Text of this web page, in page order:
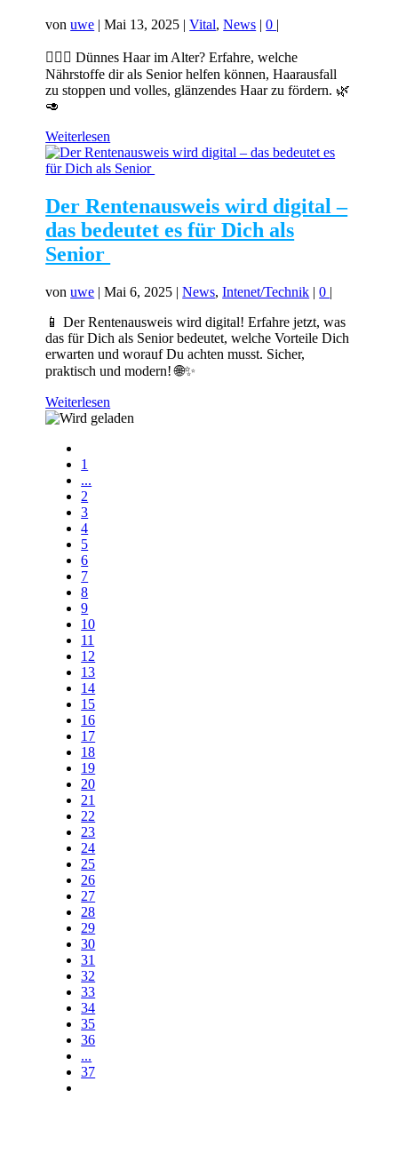
vonuwe |Mai 13, 2025 |Vital,News |0 |
💇‍♀️✨ Dünnes Haar im Alter? Erfahre, welche
Nährstoffe dir als Senior helfen können, Haarausfall
zu stoppen und volles, glänzendes Haar zu fördern. 🌿
🥑
Weiterlesen
Der Rentenausweis wird digital –
das bedeutet es für Dich als
Senior
vonuwe |Mai 6, 2025 |News,Intenet/Technik |0 |
📱 Der Rentenausweis wird digital! Erfahre jetzt, was
das für Dich als Senior bedeutet, welche Vorteile Dich
erwarten und worauf Du achten musst. Sicher,
praktisch und modern! 🌐✨
Weiterlesen
1
...
2
3
4
5
6
7
8
9
10
11
12
13
14
15
16
17
18
19
20
21
22
23
24
25
26
27
28
29
30
31
32
33
34
35
36
...
37